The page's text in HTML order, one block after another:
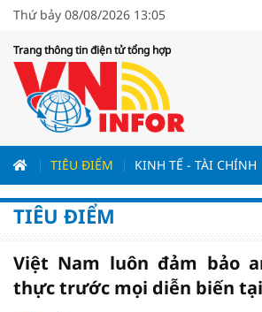
Thứ bảy 08/08/2026 13:05
Trang thông tin điện tử tổng hợp
TIÊU ĐIỂM KINH TẾ - TÀI CHÍNH
TIÊU ĐIỂM
Việt Nam luôn đảm bảo
thực trước mọi diễn biến